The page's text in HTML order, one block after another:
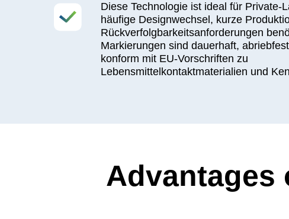
konform mit EU-Vorschriften zu
Lebensmittelkontaktmaterialien und